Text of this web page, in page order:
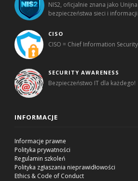
NIS2, oficjalnie znana jako
bezpieczeństwa sieci i informacji
CISO
CISO = Chief Information
SECURITY AWARENESS
Bezpieczeństwo IT dla każdego!
INFORMACJE
Informacje prawne
Polityka prywatności
Regulamin szkoleń
Polityka zgłaszania nieprawidłowości
Ethics & Code of Conduct